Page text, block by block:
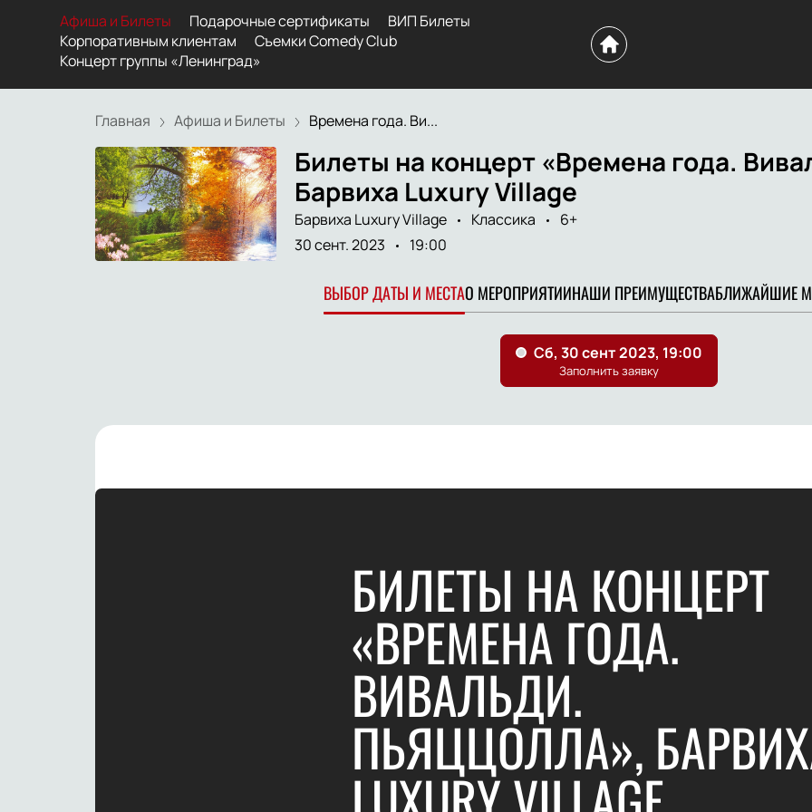
Афиша и Билеты Подарочные сертификаты
ВИП Билеты
Корпоративным клиентам
Съемки Comedy Club
Концерт группы «Ленинград»
Главная Афиша и Билеты Времена года. Ви...
Билеты на концерт «Времена года.
Барвиха Luxury Village
Барвиха Luxury Village Классика
6+
30 сент. 2023
19:00
ВЫБОР ДАТЫ И МЕСТАО МЕРОПРИЯТИИНАШИ ПРЕИМУЩЕСТВАБЛИЖАЙШИЕ
БИЛЕТЫ НА КОНЦЕРТ
«ВРЕМЕНА ГОДА.
ВИВАЛЬДИ.
ПЬЯЦЦОЛЛА»,